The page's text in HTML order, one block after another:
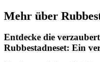
Mehr über
Entdecke die
Rubbestadneset: Ein